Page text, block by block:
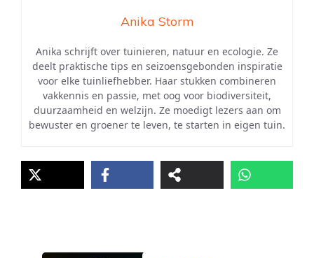
Anika Storm
Anika schrijft over tuinieren, natuur en ecologie. Ze
deelt praktische tips en seizoensgebonden inspiratie
voor elke tuinliefhebber. Haar stukken combineren
vakkennis en passie, met oog voor biodiversiteit,
duurzaamheid en welzijn. Ze moedigt lezers aan om
bewuster en groener te leven, te starten in eigen tuin.